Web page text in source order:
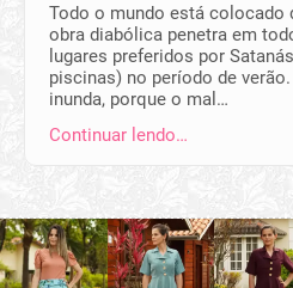
Todo o mundo está colocado
obra diabólica penetra em
lugares preferidos por
piscinas) no período de
inunda, porque o mal…
Continuar lendo…